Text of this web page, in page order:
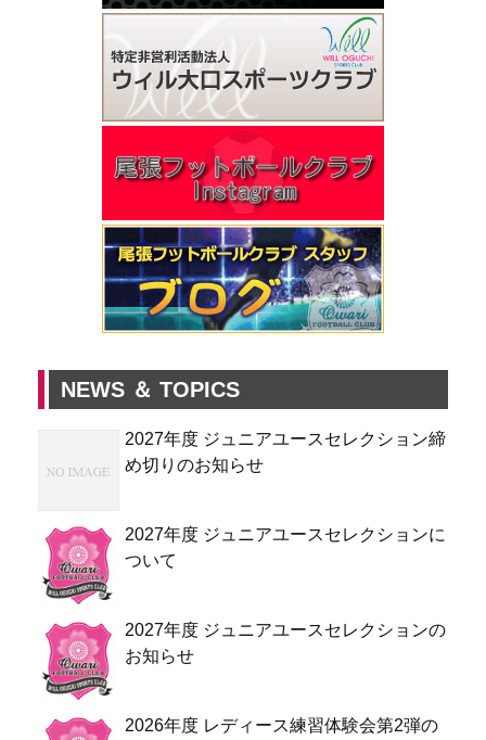
NEWS ＆ TOPICS
2027年度 ジュニアユースセレクション締
め切りのお知らせ
2027年度 ジュニアユースセレクションに
ついて
2027年度 ジュニアユースセレクションの
お知らせ
2026年度 レディース練習体験会第2弾の